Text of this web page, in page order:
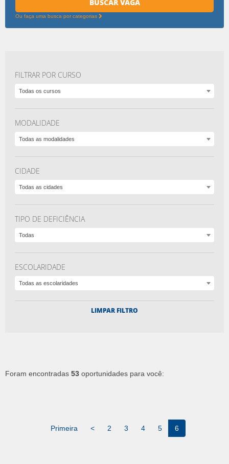
BUSCAR VAGA
Ou faça uma busca por categorias
FILTRAR POR CURSO
Todas os cursos
MODALIDADE
Todas as modalidades
CIDADE
Todas as cidades
TIPO DE DEFICIÊNCIA
Todas
ESCOLARIDADE
Todas as escolaridades
LIMPAR FILTRO
Foram encontradas 53 oportunidades para você:
Primeira < 2 3 4 5 6